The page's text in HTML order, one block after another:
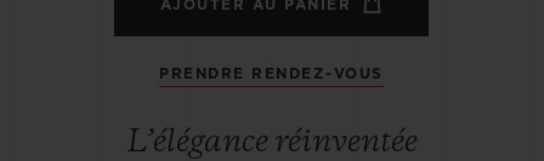
AJOUTER AU PANIER
PRENDRE RENDEZ-VOUS
L’élégance réinventée